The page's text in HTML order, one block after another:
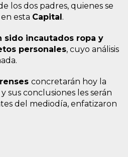
los dos padres, quienes se
esta Capital.
sido incautados ropa y
personales, cuyo análisis
concretarán hoy la
sus conclusiones les serán
del mediodía, enfatizaron